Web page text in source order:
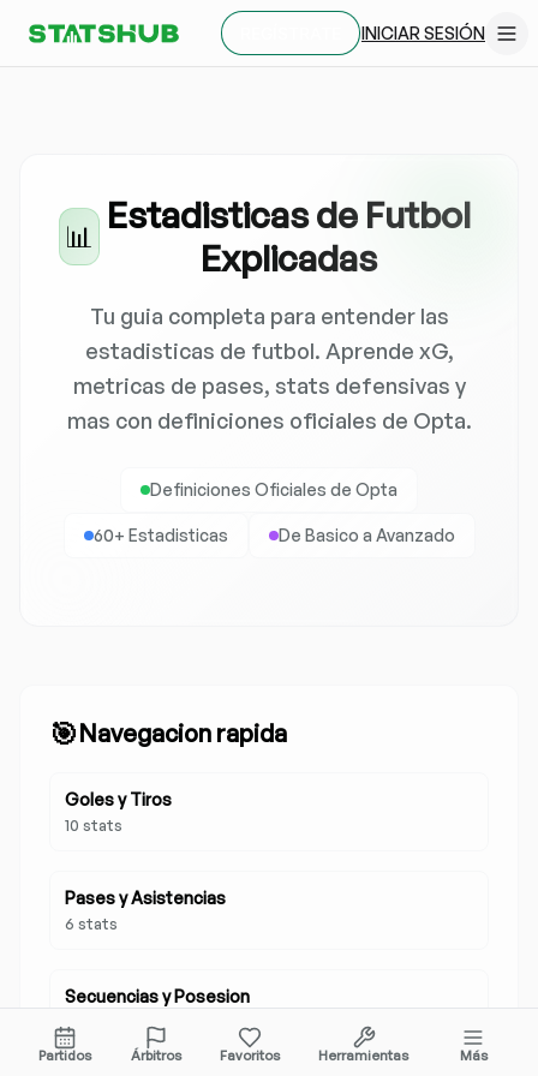
INICIAR SESIÓN
📊 Estadisticas de Futbol
Explicadas
Tu guia completa para entender las
estadisticas de futbol. Aprende xG,
metricas de pases, stats defensivas y
mas con definiciones oficiales de Opta.
Definiciones Oficiales de Opta
60+ Estadisticas De Basico a Avanzado
🎯Navegacion rapida
Goles y Tiros
10 stats
Pases y Asistencias
6 stats
Secuencias y Posesion
2
Partidos Árbitros Favoritos Herramientas Más